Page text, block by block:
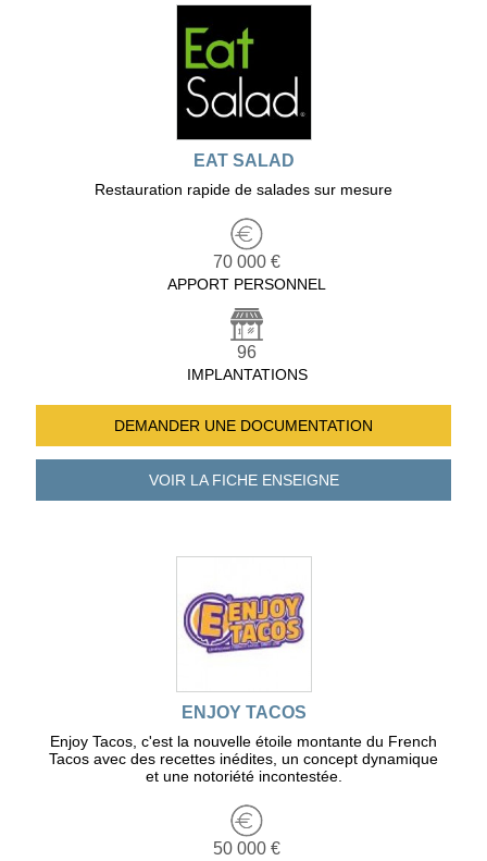
EAT SALAD
Restauration rapide de salades sur mesure
70 000 €
APPORT PERSONNEL
96
IMPLANTATIONS
DEMANDER UNE DOCUMENTATION
VOIR LA FICHEENSEIGNE
ENJOY TACOS
Enjoy Tacos, c'est la nouvelle étoile montante du French
Tacos avec des recettes inédites, un concept dynamique
et une notoriété incontestée.
50 000 €